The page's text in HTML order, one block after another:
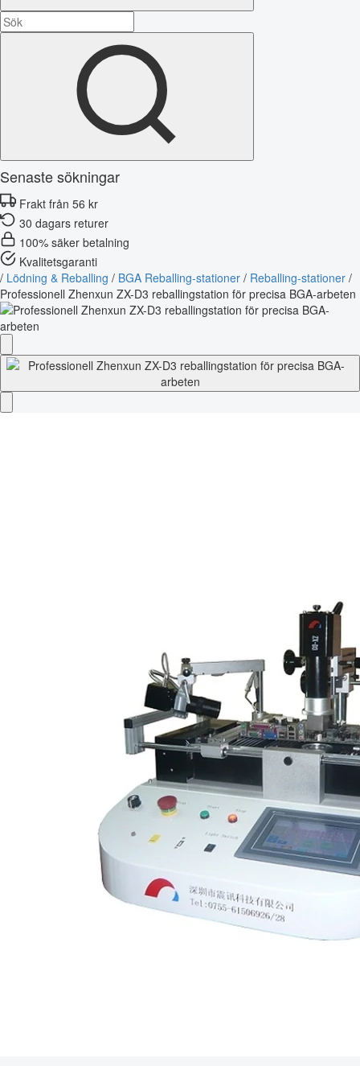
Senaste sökningar
Frakt från 56 kr
30 dagars returer
100% säker betalning
Kvalitetsgaranti
/ Lödning & Reballing / BGA Reballing-stationer / Reballing-stationer /
Professionell Zhenxun ZX-D3 reballingstation för precisa BGA-arbeten